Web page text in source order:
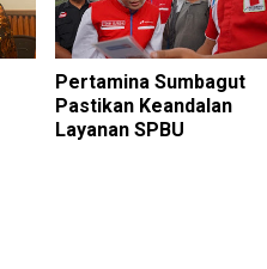
Pertamina Sumbagut
Pastikan Keandalan
Layanan SPBU